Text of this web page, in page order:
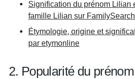
Signification du prénom Lilian
famille Lilian sur FamilySearch
Étymologie, origine et
par etymonline
2. Popularité du